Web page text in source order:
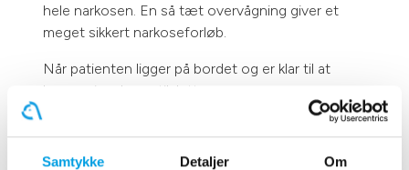
Samtykke Detaljer Om
hele narkosen. En så tæt overvågning giver et
meget sikkert narkoseforløb.
Når patienten ligger på bordet og er klar til at
komme i narkose, tilsluttes
narkoseovervågningsudstyret. Der sættes en lille
manchet på et forben. Denne pustes op, og med
et par minutters mellemrum måles blodtrykket fra